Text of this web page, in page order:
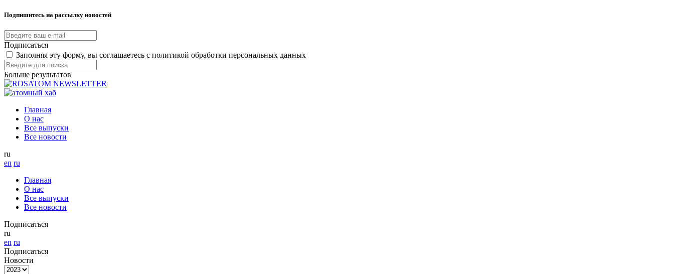
Подпишитесь на рассылку новостей
Подписаться
Заполняя эту форму, вы соглашаетесь с политикой обработки персональных данных
Больше результатов
Главная
О нас
Все выпуски
Все новости
ru
en ru
Главная
О нас
Все выпуски
Все новости
Подписаться
ru
en ru
Подписаться
Новости